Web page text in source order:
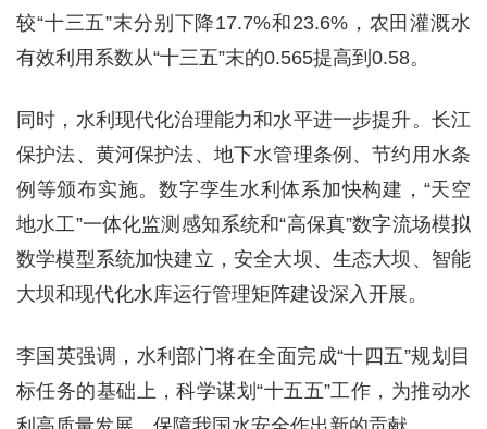
较“十三五”末分别下降17.7%和23.6%，农田灌溉水
有效利用系数从“十三五”末的0.565提高到0.58。
同时，水利现代化治理能力和水平进一步提升。长江
保护法、黄河保护法、地下水管理条例、节约用水条
例等颁布实施。数字孪生水利体系加快构建，“天空
地水工”一体化监测感知系统和“高保真”数字流场模拟
数学模型系统加快建立，安全大坝、生态大坝、智能
大坝和现代化水库运行管理矩阵建设深入开展。
李国英强调，水利部门将在全面完成“十四五”规划目
标任务的基础上，科学谋划“十五五”工作，为推动水